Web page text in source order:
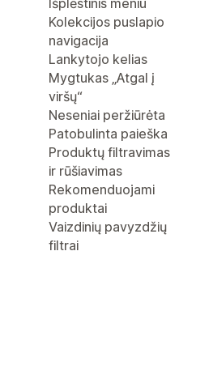
Išplėstinis meniu
Kolekcijos puslapio
navigacija
Lankytojo kelias
Mygtukas „Atgal į
viršų“
Neseniai peržiūrėta
Patobulinta paieška
Produktų filtravimas
ir rūšiavimas
Rekomenduojami
produktai
Vaizdinių pavyzdžių
filtrai